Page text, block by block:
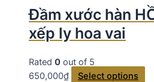
Đầm xước hàn
xếp ly hoa vai
Rated 0 out of 5
650,000₫
Select options